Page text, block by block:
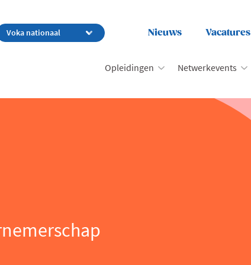
Nieuws Vacatures
Opleidingen Netwerkevents